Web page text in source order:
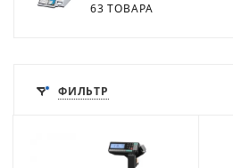
63 ТОВАРА
ФИЛЬТР